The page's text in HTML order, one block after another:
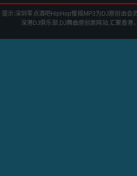
提示:深圳零点酒吧HipHop慢摇 MP3为DJ原创由会
深港DJ俱乐部,DJ舞曲原创类网站,汇聚香港